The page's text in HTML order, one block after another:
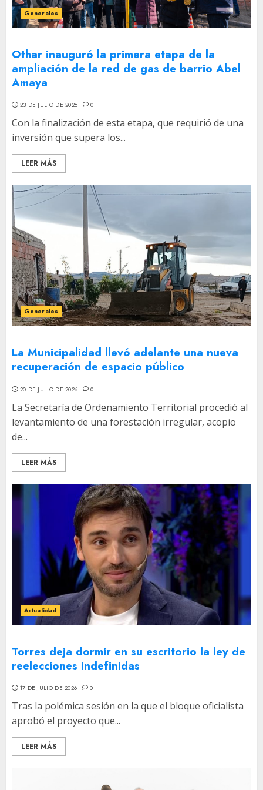
Generales
Othar inauguró la primera etapa de la
ampliación de la red de gas de barrio Abel
Amaya
23 DE JULIO DE 2026 0
Con la finalización de esta etapa, que requirió de una
inversión que supera los...
LEER MÁS
Generales
La Municipalidad llevó adelante una nueva
recuperación de espacio público
20 DE JULIO DE 2026 0
La Secretaría de Ordenamiento Territorial procedió al
levantamiento de una forestación irregular, acopio
de...
LEER MÁS
Actualidad
Torres deja dormir en su escritorio la ley de
reelecciones indefinidas
17 DE JULIO DE 2026 0
Tras la polémica sesión en la que el bloque oficialista
aprobó el proyecto que...
LEER MÁS